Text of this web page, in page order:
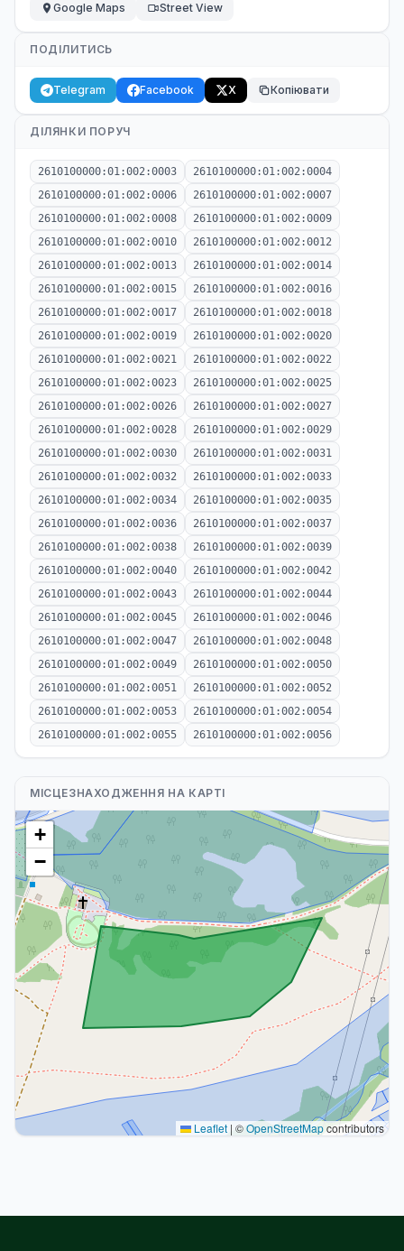
Google Maps
Street View
ПОДІЛИТИСЬ
Telegram Facebook X Копіювати
ДІЛЯНКИ ПОРУЧ
2610100000:01:002:0003
2610100000:01:002:0004
2610100000:01:002:0006
2610100000:01:002:0007
2610100000:01:002:0008
2610100000:01:002:0009
2610100000:01:002:0010
2610100000:01:002:0012
2610100000:01:002:0013
2610100000:01:002:0014
2610100000:01:002:0015
2610100000:01:002:0016
2610100000:01:002:0017
2610100000:01:002:0018
2610100000:01:002:0019
2610100000:01:002:0020
2610100000:01:002:0021
2610100000:01:002:0022
2610100000:01:002:0023
2610100000:01:002:0025
2610100000:01:002:0026
2610100000:01:002:0027
2610100000:01:002:0028
2610100000:01:002:0029
2610100000:01:002:0030
2610100000:01:002:0031
2610100000:01:002:0032
2610100000:01:002:0033
2610100000:01:002:0034
2610100000:01:002:0035
2610100000:01:002:0036
2610100000:01:002:0037
2610100000:01:002:0038
2610100000:01:002:0039
2610100000:01:002:0040
2610100000:01:002:0042
2610100000:01:002:0043
2610100000:01:002:0044
2610100000:01:002:0045
2610100000:01:002:0046
2610100000:01:002:0047
2610100000:01:002:0048
2610100000:01:002:0049
2610100000:01:002:0050
2610100000:01:002:0051
2610100000:01:002:0052
2610100000:01:002:0053
2610100000:01:002:0054
2610100000:01:002:0055
2610100000:01:002:0056
МІСЦЕЗНАХОДЖЕННЯ НА КАРТІ
+
−
Leaflet | ©OpenStreetMapcontributors